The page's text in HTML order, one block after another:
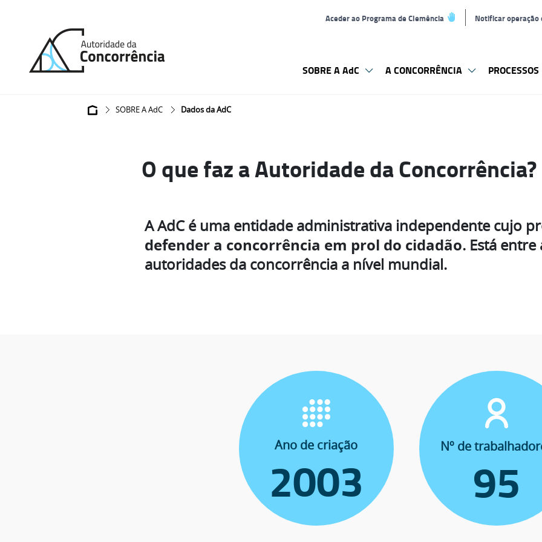
Aceder ao Programa de Clemência Notificar operação
home
SOBRE A AdC A CONCORRÊNCIA
Navegação
SOBRE A AdC Dados da AdC
O que faz a Autoridade da Concorrência?
A AdC é uma entidade administrativa independente cujo
defender a concorrência em prol do cidadão. Está
autoridades da concorrência a nível mundial.
Ano de criação
2003
Nº de
95